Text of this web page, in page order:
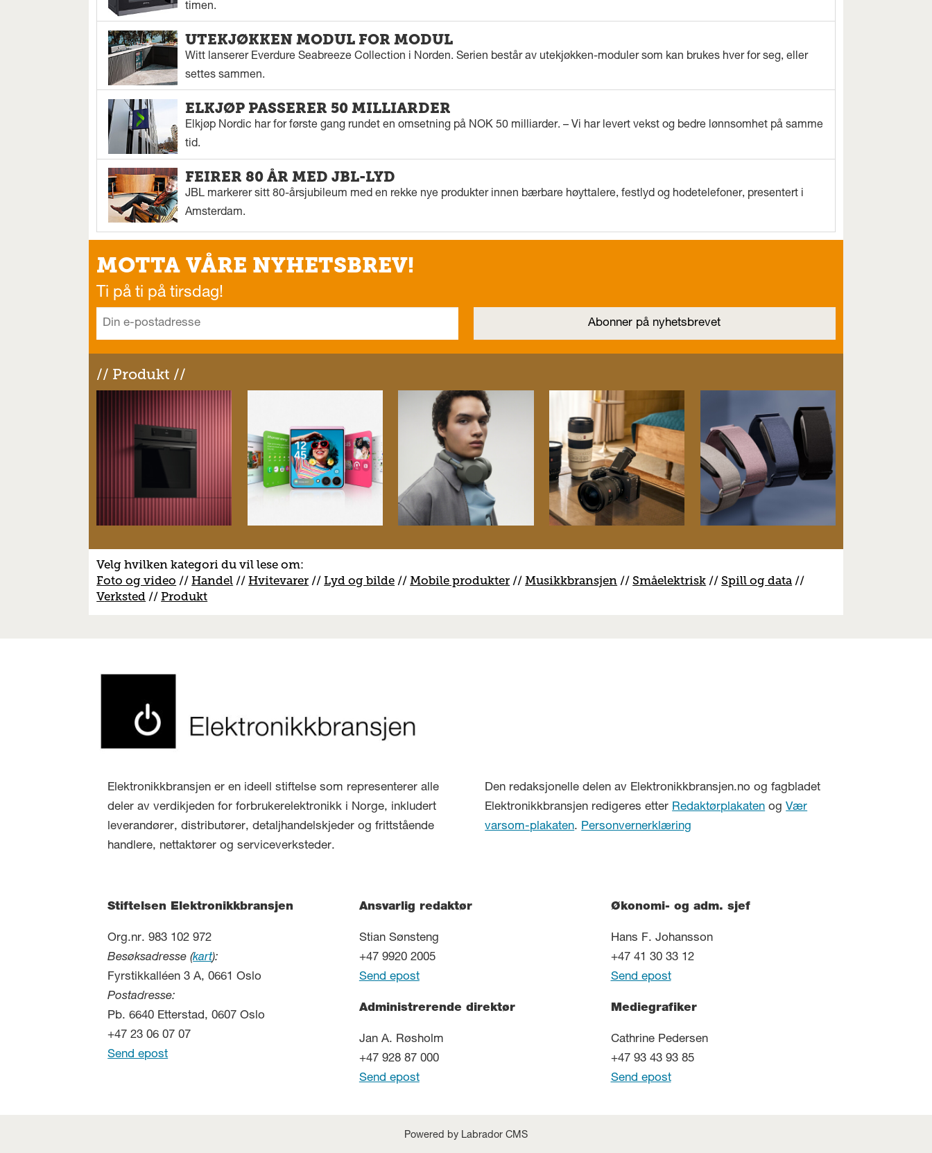
timen.
UTEKJØKKEN MODUL FOR MODUL
Witt lanserer Everdure Seabreeze Collection i Norden. Serien består av utekjøkken-moduler som kan brukes hver for seg, eller
settes sammen.
ELKJØP PASSERER 50 MILLIARDER
Elkjøp Nordic har for første gang rundet en omsetning på NOK 50 milliarder. – Vi har levert vekst og bedre lønnsomhet på samme
tid.
FEIRER 80 ÅR MED JBL-LYD
JBL markerer sitt 80-årsjubileum med en rekke nye produkter innen bærbare høyttalere, festlyd og hodetelefoner, presentert i
Amsterdam.
MOTTA VÅRE NYHETSBREV!
Ti på ti på tirsdag!
// Produkt //
Velg hvilken kategori du vil lese om:
Foto og video //Handel //Hvitevarer // Lyd og bilde //Mobile produkter //Musikkbransjen // Småelektrisk // Spill og data //
Verksted //Produkt
Elektronikkbransjen er en ideell stiftelse som representerer alle
deler av verdikjeden for forbrukerelektronikk i Norge, inkludert
leverandører, distributører, detaljhandelskjeder og frittstående
handlere, nettaktører og serviceverksteder.
Den redaksjonelle delen av Elektronikkbransjen.no og fagbladet
Elektronikkbransjen redigeres etter Redaktørplakaten ogVær
varsom-plakaten. Personvernerklæring
Stiftelsen Elektronikkbransjen
Org.nr. 983 102 972
Besøksadresse (kart):
Fyrstikkalléen 3 A, 0661 Oslo
Postadresse:
Pb. 6640 Etterstad, 0607 Oslo
+47 23 06 07 07
Send epost
Ansvarlig redaktør
Stian Sønsteng
+47 9920 2005
Send epost
Administrerende direktør
Jan A. Røsholm
+47 928 87 000
Send epost
Økonomi- og adm. sjef
Hans F. Johansson
+47 41 30 33 12
Send epost
Mediegrafiker
Cathrine Pedersen
+47 93 43 93 85
Send epost
Powered by Labrador CMS